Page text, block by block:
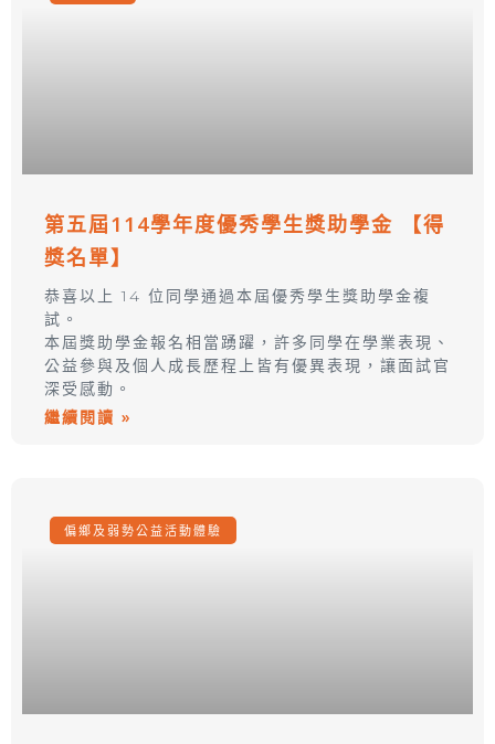
第五屆114學年度優秀學生獎助學金 【得
獎名單】
恭喜以上 14 位同學通過本屆優秀學生獎助學金複
試。
本屆獎助學金報名相當踴躍，許多同學在學業表現、
公益參與及個人成長歷程上皆有優異表現，讓面試官
深受感動。
繼續閱讀 »
偏鄉及弱勢公益活動體驗